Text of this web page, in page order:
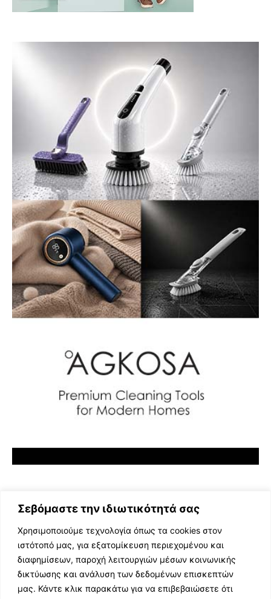
Σεβόμαστε την ιδιωτικότητά σας
Χρησιμοποιούμε τεχνολογία όπως τα cookies στον
ιστότοπό μας, για εξατομίκευση περιεχομένου και
διαφημίσεων, παροχή λειτουργιών μέσων κοινωνικής
δικτύωσης και ανάλυση των δεδομένων επισκεπτών
μας. Κάντε κλικ παρακάτω για να επιβεβαιώσετε ότι
ΕΛΛΗΝΙΚΗ ΜΟΥΣΙΚΗ
TV SHOWS
EVENTS